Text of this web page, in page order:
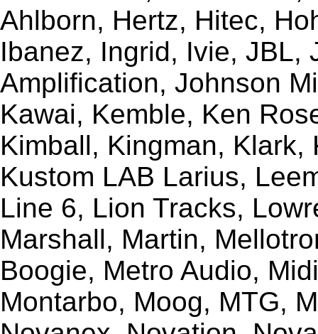
Ahlborn, Hertz, Hitec,
Ibanez, Ingrid, Ivie, JBL,
Amplification, Johnson
Kawai, Kemble, Ken
Kimball, Kingman,
Kustom LAB Larius,
Line 6, Lion Tracks,
Marshall, Martin,
Boogie, Metro Audio,
Montarbo, Moog, MTG,